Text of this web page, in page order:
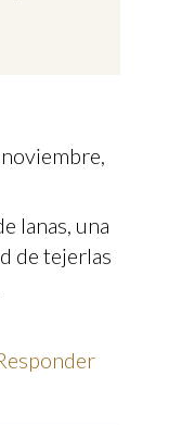
lanas, una
de tejerlas